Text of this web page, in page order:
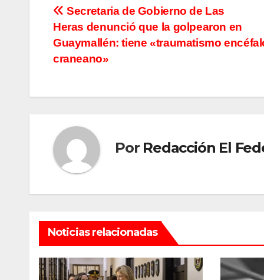
Navegación
de
entradas
Secretaria de Gobierno de Las
Heras denunció que la golpearon en
Guaymallén: tiene «traumatismo
craneano»
Por Redacción El
Noticias relacionadas